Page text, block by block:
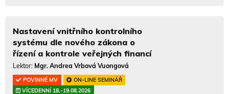
Nastavení vnitřního kontrolního
systému dle nového zákona o
řízení a kontrole veřejných financí
Lektor: Mgr. Andrea Vrbová Vuongová
POVINNÉ MV
ON-LINE SEMINÁŘ
VÍCEDENNÍ 18.-19.08.2026